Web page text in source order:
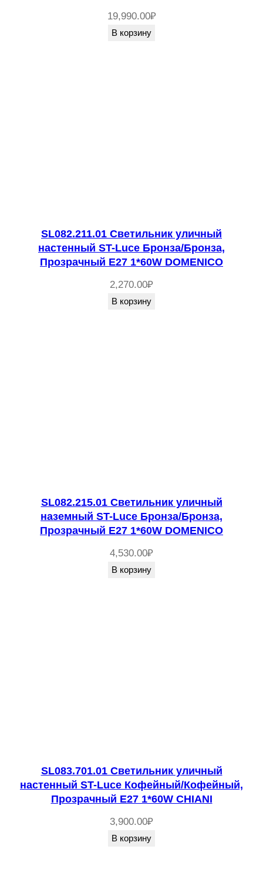
19,990.00₽
В корзину
SL082.211.01 Светильник уличный
настенный ST-Luce Бронза/Бронза,
Прозрачный E27 1*60W DOMENICO
2,270.00₽
В корзину
SL082.215.01 Светильник уличный
наземный ST-Luce Бронза/Бронза,
Прозрачный E27 1*60W DOMENICO
4,530.00₽
В корзину
SL083.701.01 Светильник уличный
настенный ST-Luce Кофейный/Кофейный,
Прозрачный E27 1*60W CHIANI
3,900.00₽
В корзину